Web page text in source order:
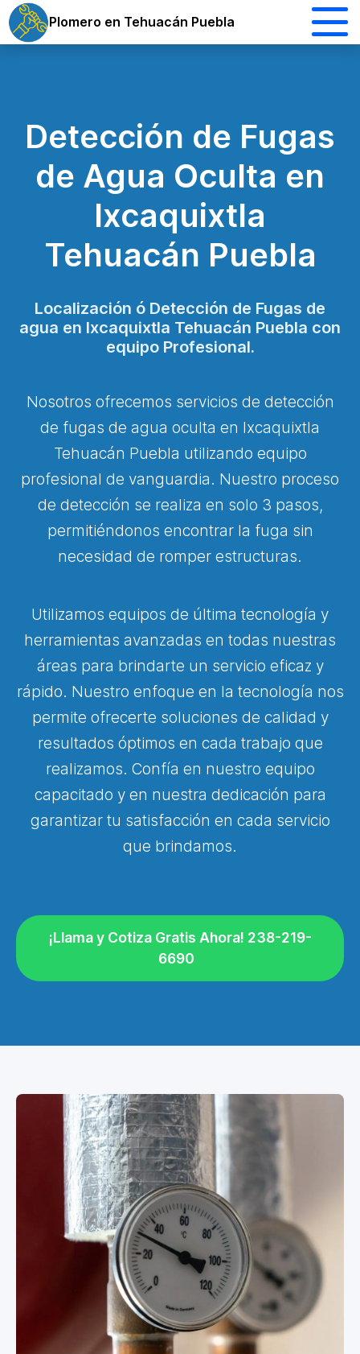
Plomero en Tehuacán Puebla
Detección de Fugas
de Agua Oculta en
Ixcaquixtla
Tehuacán Puebla
Localización ó Detección de Fugas de
agua en Ixcaquixtla Tehuacán Puebla con
equipo Profesional.
Nosotros ofrecemos servicios de detección
de fugas de agua oculta en Ixcaquixtla
Tehuacán Puebla utilizando equipo
profesional de vanguardia. Nuestro proceso
de detección se realiza en solo 3 pasos,
permitiéndonos encontrar la fuga sin
necesidad de romper estructuras.
Utilizamos equipos de última tecnología y
herramientas avanzadas en todas nuestras
áreas para brindarte un servicio eficaz y
rápido. Nuestro enfoque en la tecnología nos
permite ofrecerte soluciones de calidad y
resultados óptimos en cada trabajo que
realizamos. Confía en nuestro equipo
capacitado y en nuestra dedicación para
garantizar tu satisfacción en cada servicio
que brindamos.
¡Llama y Cotiza Gratis Ahora! 238-219-
6690